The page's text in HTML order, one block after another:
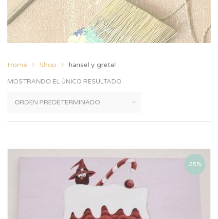
Home Shop hansel y gretel
MOSTRANDO EL ÚNICO RESULTADO
25%